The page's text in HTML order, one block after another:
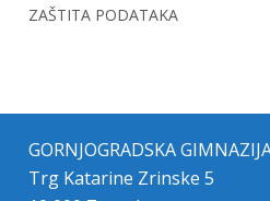
ZAŠTITA PODATAKA
GORNJOGRADSKA
Trg Katarine Zrinske 5